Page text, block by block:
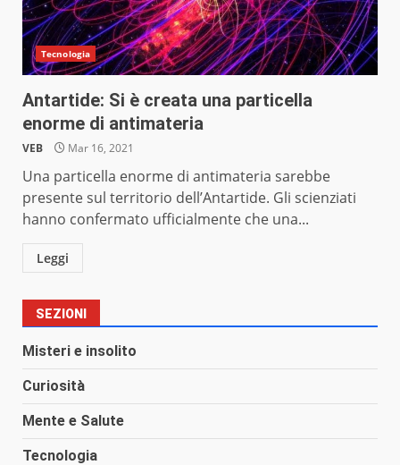
Tecnologia
Antartide: Si è creata una particella
enorme di antimateria
VEB Mar 16, 2021
Una particella enorme di antimateria sarebbe
presente sul territorio dell’Antartide. Gli scienziati
hanno confermato ufficialmente che una...
Leggi
SEZIONI
Misteri e insolito
Curiosità
Mente e Salute
Tecnologia